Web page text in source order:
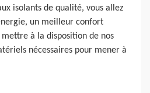
isolants de qualité, vous allez
un meilleur confort
à la disposition de nos
nécessaires pour mener à